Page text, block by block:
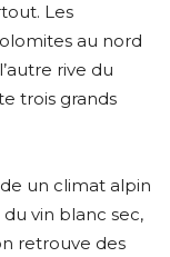
Les
au nord
rive du
trois grands
un climat alpin
vin blanc sec,
retrouve des